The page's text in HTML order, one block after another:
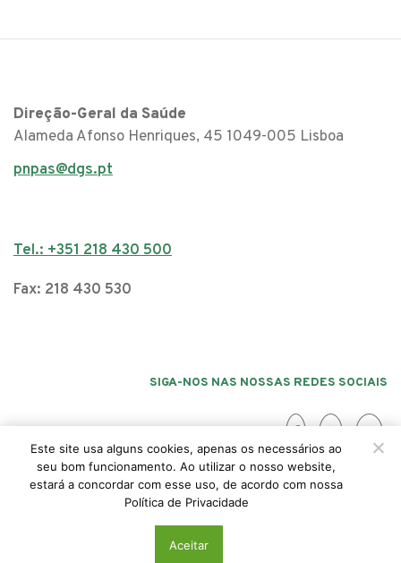
Direção-Geral da Saúde
Alameda Afonso Henriques, 45 1049-005 Lisboa
pnpas@dgs.pt
Tel.: +351 218 430 500
Fax: 218 430 530
SIGA-NOS NAS NOSSAS REDES SOCIAIS
AcessibilidadePolitica da Privacidade
© 2026 PNPAS, Todos os direitos reservados
Este site usa alguns cookies, apenas os necessários ao
seu bom funcionamento. Ao utilizar o nosso website,
estará a concordar com esse uso, de acordo com nossa
Política de Privacidade
Aceitar